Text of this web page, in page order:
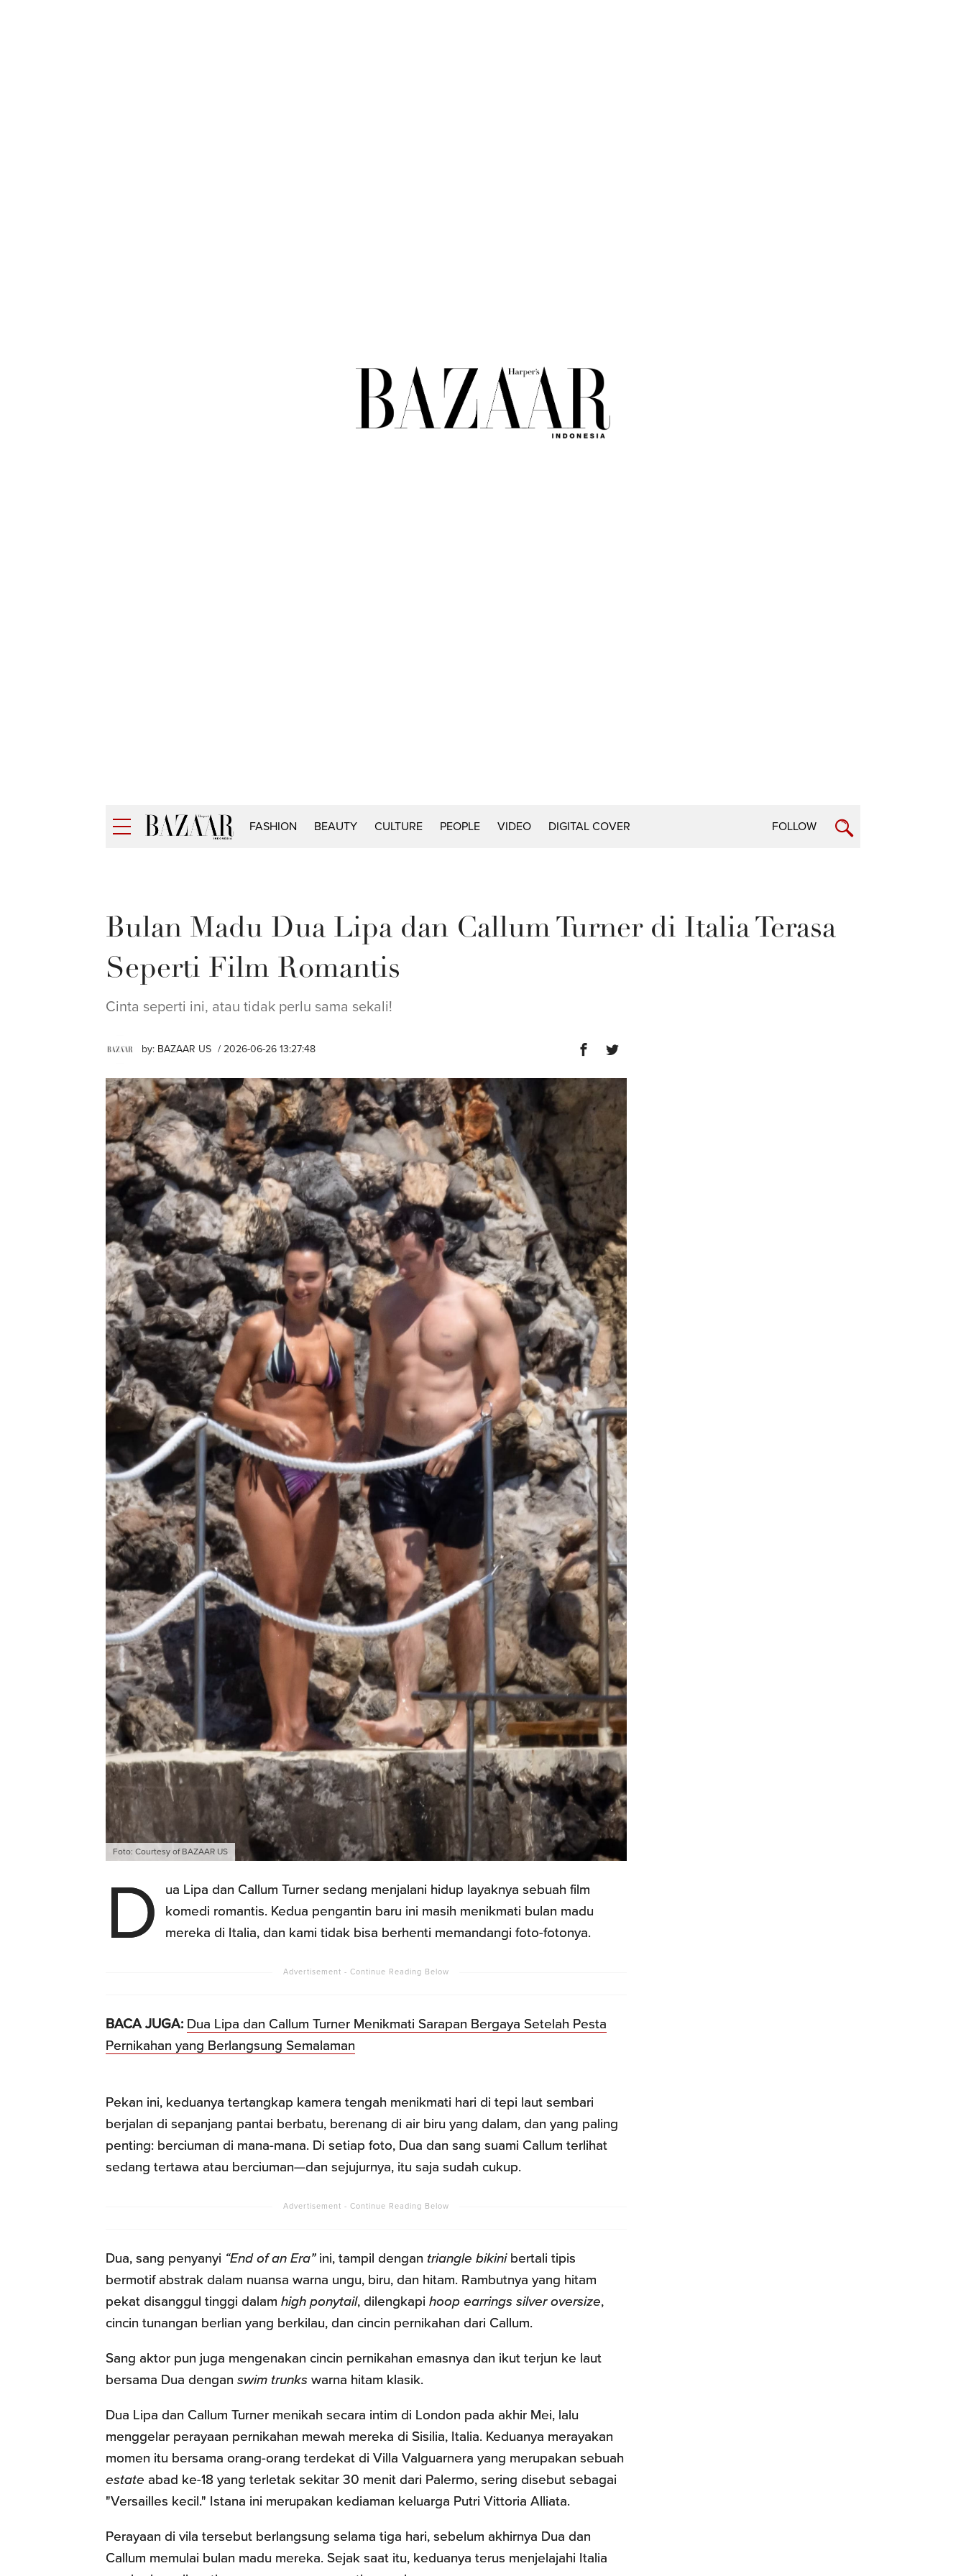
FASHION BEAUTY CULTURE PEOPLE VIDEO DIGITAL COVER FOLLOW
Bulan Madu Dua Lipa dan Callum Turner di Italia Terasa
Seperti Film Romantis
Cinta seperti ini, atau tidak perlu sama sekali!
by: BAZAAR US / 2026-06-26 13:27:48
Foto: Courtesy of BAZAAR US
D
ua Lipa dan Callum Turner sedang menjalani hidup layaknya sebuah film
komedi romantis. Kedua pengantin baru ini masih menikmati bulan madu
mereka di Italia, dan kami tidak bisa berhenti memandangi foto-fotonya.
BACA JUGA: Dua Lipa dan Callum Turner Menikmati Sarapan Bergaya Setelah Pesta
Pernikahan yang Berlangsung Semalaman
Pekan ini, keduanya tertangkap kamera tengah menikmati hari di tepi laut sembari
berjalan di sepanjang pantai berbatu, berenang di air biru yang dalam, dan yang paling
penting: berciuman di mana-mana. Di setiap foto, Dua dan sang suami Callum terlihat
sedang tertawa atau berciuman—dan sejujurnya, itu saja sudah cukup.
Dua, sang penyanyi “End of an Era”ini, tampil dengan triangle bikinibertali tipis
bermotif abstrak dalam nuansa warna ungu, biru, dan hitam. Rambutnya yang hitam
pekat disanggul tinggi dalam high ponytail, dilengkapi hoop earrings silver oversize,
cincin tunangan berlian yang berkilau, dan cincin pernikahan dari Callum.
Sang aktor pun juga mengenakan cincin pernikahan emasnya dan ikut terjun ke laut
bersama Dua dengan swim trunks warna hitam klasik.
Dua Lipa dan Callum Turner menikah secara intim di London pada akhir Mei, lalu
menggelar perayaan pernikahan mewah mereka di Sisilia, Italia. Keduanya merayakan
momen itu bersama orang-orang terdekat di Villa Valguarnera yang merupakan sebuah
estate abad ke-18 yang terletak sekitar 30 menit dari Palermo, sering disebut sebagai
"Versailles kecil." Istana ini merupakan kediaman keluarga Putri Vittoria Alliata.
Perayaan di vila tersebut berlangsung selama tiga hari, sebelum akhirnya Dua dan
Callum memulai bulan madu mereka. Sejak saat itu, keduanya terus menjelajahi Italia